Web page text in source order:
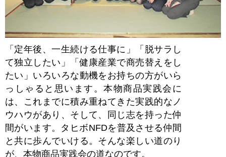
「定年後、一生続ける仕事に」「脱サラし
て独立したい」「健康産業で商売替えをし
たい」いろいろな動機をお持ちの方がいら
っしゃると思います。本物商品実践会に
は、これまでに積み重ねてきた実践的なノ
ウハウがあり、そして、同じ志を持った仲
間がいます。タヒボNFDを普及させる仲間
と共に歩んでいける。そんな楽しい道のり
が、本物商品実践会の道なのです。